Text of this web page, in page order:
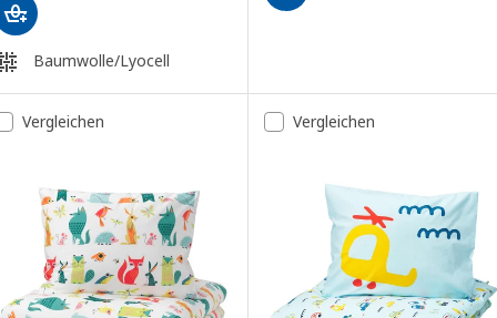
Baumwolle/Lyocell
Vergleichen Vergleichen